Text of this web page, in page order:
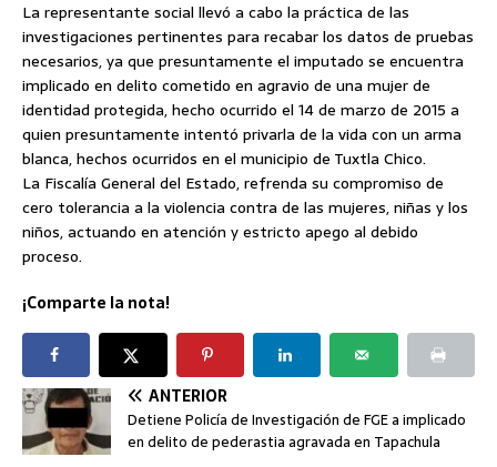
La representante social llevó a cabo la práctica de las
investigaciones pertinentes para recabar los datos de pruebas
necesarios, ya que presuntamente el imputado se encuentra
implicado en delito cometido en agravio de una mujer de
identidad protegida, hecho ocurrido el 14 de marzo de 2015 a
quien presuntamente intentó privarla de la vida con un arma
blanca, hechos ocurridos en el municipio de Tuxtla Chico.
La Fiscalía General del Estado, refrenda su compromiso de
cero tolerancia a la violencia contra de las mujeres, niñas y los
niños, actuando en atención y estricto apego al debido
proceso.
¡Comparte la nota!
ANTERIOR
Detiene Policía de Investigación de FGE a implicado
en delito de pederastia agravada en Tapachula